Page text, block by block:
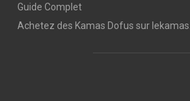
Guide Complet
Achetez des Kamas Dofus sur lekamas.